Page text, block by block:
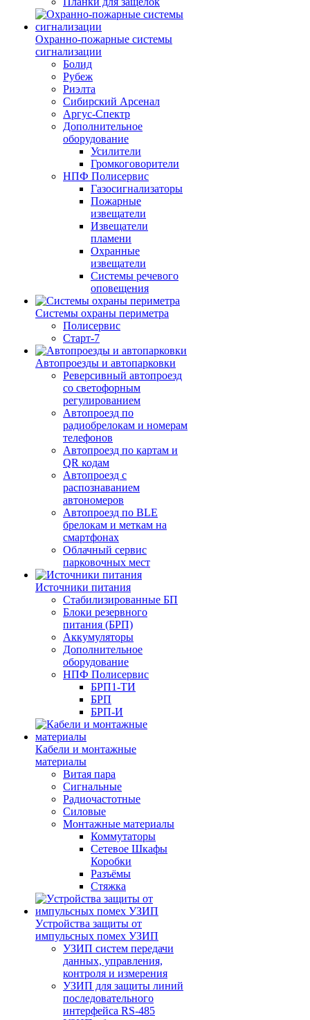
Охранно-пожарные системы
сигнализации
Болид
Рубеж
Риэлта
Сибирский Арсенал
Аргус-Спектр
Дополнительное
оборудование
Усилители
Громкоговорители
НПФ Полисервис
Газосигнализаторы
Пожарные
извещатели
Извещатели
пламени
Охранные
извещатели
Системы речевого
оповещения
Системы охраны периметра
Полисервис
Старт-7
Автопроезды и автопарковки
Реверсивный автопроезд
со светофорным
регулированием
Автопроезд по
радиобрелокам и номерам
телефонов
Автопроезд по картам и
QR кодам
Автопроезд с
распознаванием
автономеров
Автопроезд по BLE
брелокам и меткам на
смартфонах
Облачный сервис
парковочных мест
Источники питания
Стабилизированные БП
Блоки резервного
питания (БРП)
Аккумуляторы
Дополнительное
оборудование
НПФ Полисервис
БРП1-ТИ
БРП
БРП-И
Кабели и монтажные
материалы
Витая пара
Сигнальные
Радиочастотные
Силовые
Монтажные материалы
Коммутаторы
Сетевое Шкафы
Коробки
Разъёмы
Стяжка
Уcтройства защиты от
импульсных помех УЗИП
УЗИП систем передачи
данных, управления,
контроля и измерения
УЗИП для защиты линий
последовательного
интерфейса RS-485